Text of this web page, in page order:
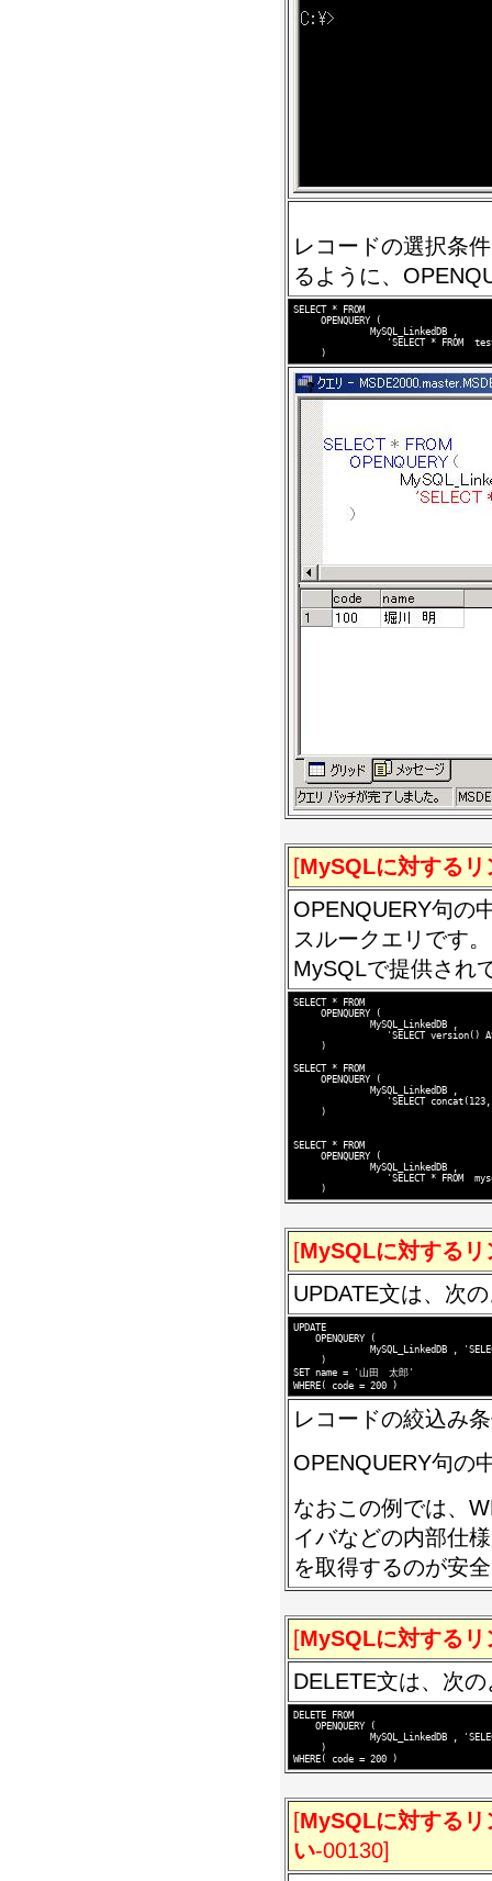
レコードの選択条
るように、
SELECT * FROM
     OPENQUERY (
              MySQL_LinkedDB ,
'SELECT * FROM
[MySQLに対する
OPENQUERY句の
スルークエリです。
MySQLで提供され
SELECT * FROM
     OPENQUERY (
              MySQL_LinkedDB ,
'SELECT version()
     )
SELECT * FROM
     OPENQUERY (
              MySQL_LinkedDB ,
'SELECT
     )
SELECT * FROM
     OPENQUERY (
              MySQL_LinkedDB ,
'SELECT * FROM
[MySQLに対する
UPDATE文は、次
UPDATE
    OPENQUERY (
MySQL_LinkedDB ,
     )
SET name = '山田　太郎'
レコードの絞込み
OPENQUERY句の
なおこの例では、
イバなどの内部仕
を取得するのが安
[MySQLに対する
DELETE文は、次
DELETE FROM
    OPENQUERY (
MySQL_LinkedDB ,
     )
[MySQLに対する
い-00130]